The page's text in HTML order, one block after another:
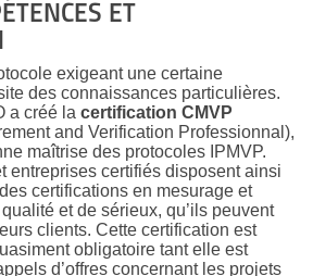
ET
exigeant une certaine
des connaissances particulières.
a créé la certification CMVP
and Verification Professionnal),
maîtrise des protocoles IPMVP.
entreprises certifiés disposent ainsi
certifications en mesurage et
et de sérieux, qu’ils peuvent
clients. Cette certification est
obligatoire tant elle est
d’offres concernant les projets